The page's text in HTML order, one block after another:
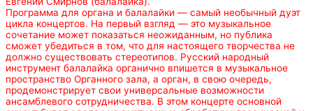
Программа для органа и балалайки — самый необычный дуэт
цикла концертов. На первый взгляд — это музыкальное
сочетание может показаться неожиданным, но публика
сможет убедиться в том, что для настоящего творчества не
должно существовать стереотипов. Русский народный
инструмент балалайка органично впишется в музыкальное
пространство Органного зала, а орган, в свою очередь,
продемонстрирует свои универсальные возможности
ансамблевого сотрудничества. В этом концерте основной